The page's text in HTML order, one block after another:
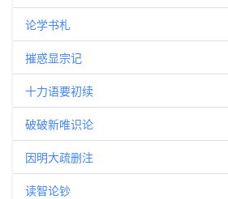
论学书札
摧惑显宗记
十力语要初续
破破新唯识论
因明大疏删注
读智论钞